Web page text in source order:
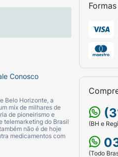
Conosco
Belo Horizonte, a
mix de milhares de
de pioneirismo e
telemarketing do Brasil
não é de hoje
medicamentos com
(BH e
(Todo